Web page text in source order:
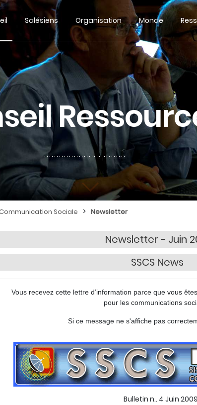
Salésiens Organisation Monde
Sociale > Newsletter
Newsletter - Juin
SSCS News
Vous recevez cette lettre d’information parce que vous
pour les communications
Si ce message ne s'affiche pas
Bulletin n.. 4 Juin 2009